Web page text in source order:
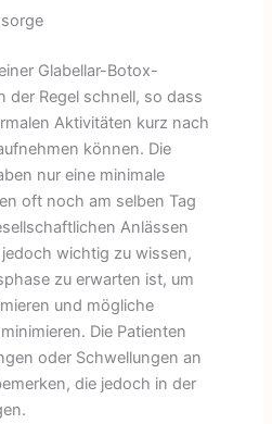
Glabellar-Botox-
der Regel schnell, so dass
Aktivitäten kurz nach
können. Die
nur eine minimale
oft noch am selben Tag
Anlässen
wichtig zu wissen,
zu erwarten ist, um
und mögliche
Die Patienten
oder Schwellungen an
die jedoch in der